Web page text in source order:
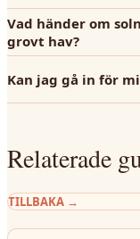
Vad händer om
grovt hav?
Kan jag gå in för
Relaterade
TILLBAKA →